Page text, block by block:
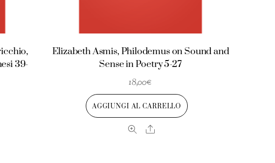
39-
Elizabeth Asmis, Philodemus on Sound and
Sense in Poetry 5-27
18,00€
AGGIUNGI AL CARRELLO
Share